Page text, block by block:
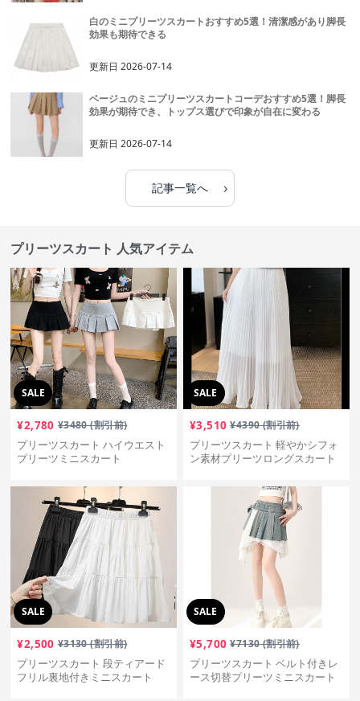
白のミニプリーツスカートおすすめ5選！清潔感があり脚長
効果も期待できる
更新日2026-07-14
ベージュのミニプリーツスカートコーデおすすめ5選！脚長
効果が期待でき、トップス選びで印象が自在に変わる
更新日2026-07-14
記事一覧へ ›
プリーツスカート 人気アイテム
SALE
¥2,780 ¥3480(割引前)
プリーツスカート ハイウエスト
プリーツミニスカート
SALE
¥3,510 ¥4390(割引前)
プリーツスカート 軽やかシフォ
ン素材プリーツロングスカート
SALE
¥2,500 ¥3130(割引前)
プリーツスカート 段ティアード
フリル裏地付きミニスカート
SALE
¥5,700 ¥7130(割引前)
プリーツスカート ベルト付きレ
ース切替プリーツミニスカート